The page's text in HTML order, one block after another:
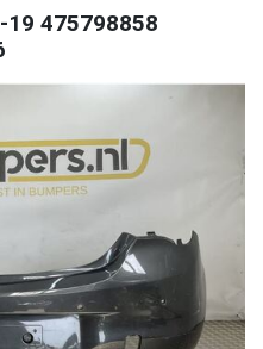
19 475798858